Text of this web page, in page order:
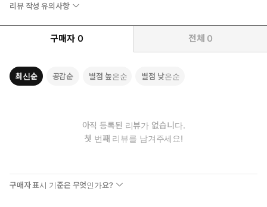
리뷰 작성 유의사항
구매자 0 전체 0
최신순 공감순 별점 높은순 별점 낮은순
아직 등록된 리뷰가 없습니다.
첫 번째 리뷰를 남겨주세요!
구매자 표시 기준은 무엇인가요?